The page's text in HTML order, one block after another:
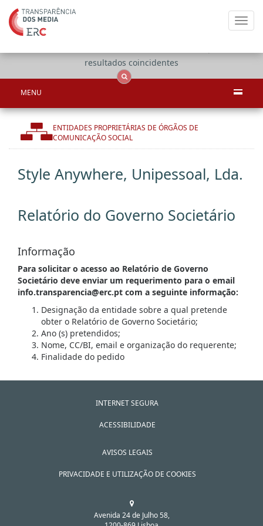
resultados coincidentes
MENU
ENTIDADES PROPRIETÁRIAS DE ÓRGÃOS DE
COMUNICAÇÃO SOCIAL
Style Anywhere, Unipessoal, Lda.
Relatório do Governo Societário
Informação
Para solicitar o acesso ao Relatório de Governo
Societário deve enviar um requerimento para o email
info.transparencia@erc.pt com a seguinte informação:
Designação da entidade sobre a qual pretende
obter o Relatório de Governo Societário;
Ano (s) pretendidos;
Nome, CC/BI, email e organização do requerente;
Finalidade do pedido
INTERNET SEGURA
ACESSIBILIDADE
AVISOS LEGAIS
PRIVACIDADE E UTILIZAÇÃO DE COOKIES
Avenida 24 de Julho 58,